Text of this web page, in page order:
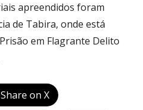
apreendidos foram
de Tabira, onde está
em Flagrante Delito
Share on X